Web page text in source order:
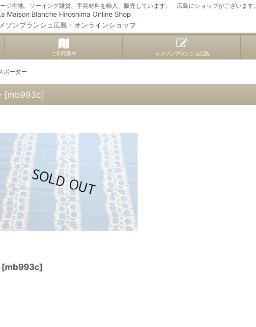
ジ生地、ソーイング雑貨、手芸材料を輸入、販売しています。 広島にショップがございます。
Maison Blanche Hiroshima Online Shop
ゾンブランシュ広島・オンラインショップ
ご利用案内 ラメゾンブランシュ広島
ボーダー
[mb993c]
[mb993c]